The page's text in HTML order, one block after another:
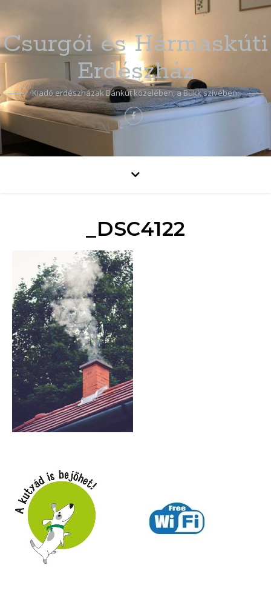
Csurgói és Hármaskúti
Erdészház
Kiadó erdészházak Bánkút közelében, a Bükk szívében.
_DSC4122